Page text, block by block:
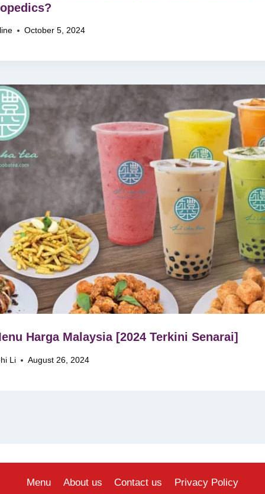
October 5, 2024
Harga Malaysia [2024 Terkini Senarai]
Li August 26, 2024
Menu About us Contact us Privacy Policy